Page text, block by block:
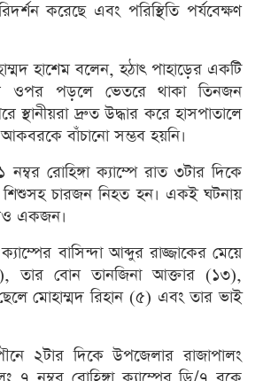
করেছে এবং পরিস্থিতি পর্যবেক্ষণ
হাশেম বলেন, হঠাৎ পাহাড়ের একটি
ওপর পড়লে ভেতরে থাকা তিনজন
স্থানীয়রা দ্রুত উদ্ধার করে হাসপাতালে
বাঁচানো সম্ভব হয়নি।
রোহিঙ্গা ক্যাম্পে রাত ৩টার দিকে
শিশুসহ চারজন নিহত হন। একই ঘটনায়
একজন।
বাসিন্দা আব্দুর রাজ্জাকের মেয়ে
তার বোন তানজিনা আক্তার (১৩),
মোহাম্মদ রিহান (৫) এবং তার ভাই
২টার দিকে উপজেলার রাজাপালং